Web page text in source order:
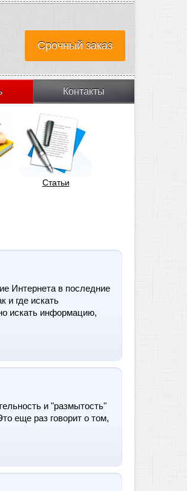
Срочный заказ
Контакты
Статьи
Интернета в последние
и где искать
искать информацию,
и "размытость"
еще раз говорит о том,